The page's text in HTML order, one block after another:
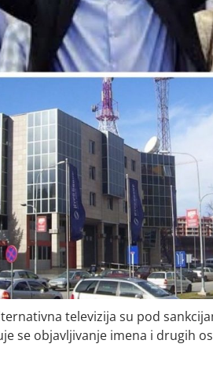
televizija su pod
se objavljivanje imena i drugih